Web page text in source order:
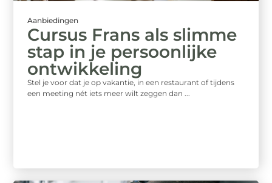
Aanbiedingen
Cursus Frans als slimme
stap in je persoonlijke
ontwikkeling
Stel je voor dat je op vakantie, in een restaurant of tijdens
een meeting nét iets meer wilt zeggen dan ...